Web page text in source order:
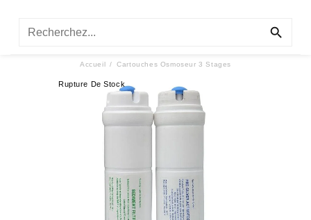

Accueil Cartouches Osmoseur 3 Stages
Rupture De Stock